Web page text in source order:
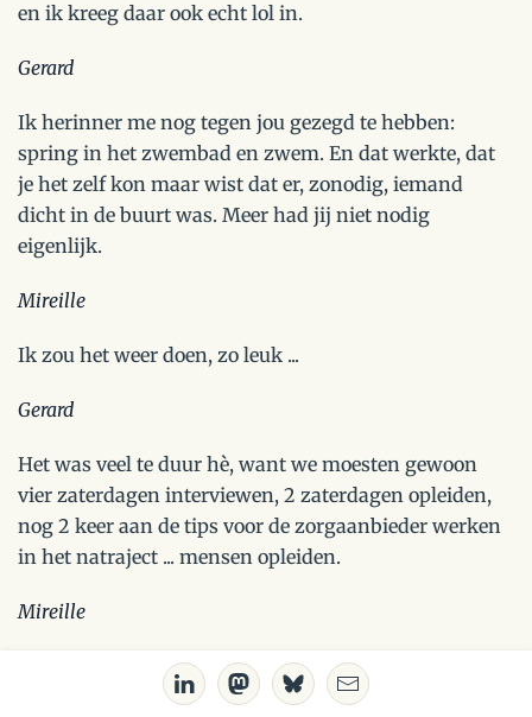
en ik kreeg daar ook echt lol in.
Gerard
Ik herinner me nog tegen jou gezegd te hebben:
spring in het zwembad en zwem. En dat werkte, dat
je het zelf kon maar wist dat er, zonodig, iemand
dicht in de buurt was. Meer had jij niet nodig
eigenlijk.
Mireille
Ik zou het weer doen, zo leuk ...
Gerard
Het was veel te duur hè, want we moesten gewoon
vier zaterdagen interviewen, 2 zaterdagen opleiden,
nog 2 keer aan de tips voor de zorgaanbieder werken
in het natraject ... mensen opleiden.
Mireille
Oh ja, ja, vier zaterdagen ja. Maar het voelde echt als
een eigen verantwoordelijkheid gewoon. Kan ik me